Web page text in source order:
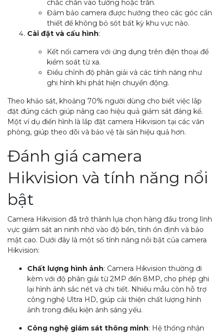
chắc chắn vào tường hoặc trần.
Đảm bảo camera được hướng theo các góc cần
thiết để không bỏ sót bất kỳ khu vực nào.
Cài đặt và cấu hình:
Kết nối camera với ứng dụng trên điện thoại để
kiểm soát từ xa.
Điều chỉnh độ phân giải và các tính năng như
ghi hình khi phát hiện chuyển động.
Theo khảo sát, khoảng 70% người dùng cho biết việc lắp
đặt đúng cách giúp nâng cao hiệu quả giám sát đáng kể.
Một ví dụ điển hình là lắp đặt camera Hikvision tại các văn
phòng, giúp theo dõi và bảo vệ tài sản hiệu quả hơn.
Đánh giá camera
Hikvision và tính năng nổi
bật
Camera Hikvision đã trở thành lựa chọn hàng đầu trong lĩnh
vực giám sát an ninh nhờ vào độ bền, tính ổn định và bảo
mật cao. Dưới đây là một số tính năng nổi bật của camera
Hikvision:
Chất lượng hình ảnh: Camera Hikvision thường đi
kèm với độ phân giải từ 2MP đến 8MP, cho phép ghi
lại hình ảnh sắc nét và chi tiết. Nhiều mẫu còn hỗ trợ
công nghệ Ultra HD, giúp cải thiện chất lượng hình
ảnh trong điều kiện ánh sáng yếu.
Công nghệ giám sát thông minh: Hệ thống nhận